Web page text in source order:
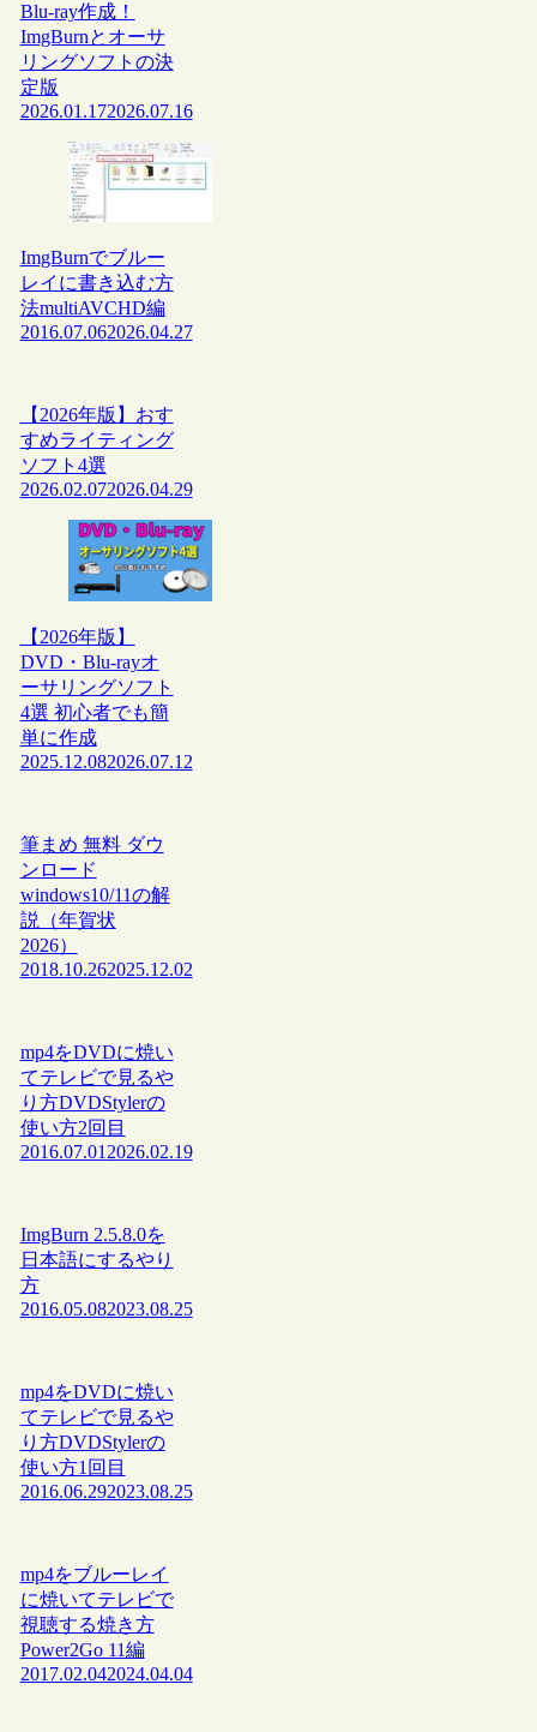
Blu-ray作成！
ImgBurnとオーサ
リングソフトの決
定版
2026.01.172026.07.16
ImgBurnでブルー
レイに書き込む方
法multiAVCHD編
2016.07.062026.04.27
【2026年版】おす
すめライティング
ソフト4選
2026.02.072026.04.29
【2026年版】
DVD・Blu-rayオ
ーサリングソフト
4選 初心者でも簡
単に作成
2025.12.082026.07.12
筆まめ 無料 ダウ
ンロード
windows10/11の解
説（年賀状
2026）
2018.10.262025.12.02
mp4をDVDに焼い
てテレビで見るや
り方DVDStylerの
使い方2回目
2016.07.01 2026.02.19
ImgBurn 2.5.8.0を
日本語にするやり
方
2016.05.082023.08.25
mp4をDVDに焼い
てテレビで見るや
り方DVDStylerの
使い方1回目
2016.06.292023.08.25
mp4をブルーレイ
に焼いてテレビで
視聴する焼き方
Power2Go 11編
2017.02.042024.04.04